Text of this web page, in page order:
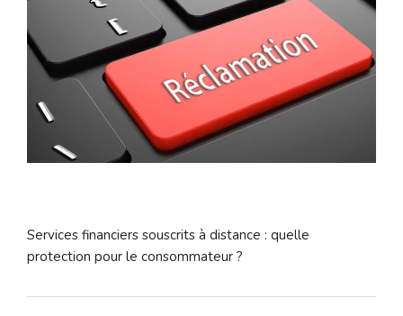
Services financiers souscrits à distance : quelle
protection pour le consommateur ?